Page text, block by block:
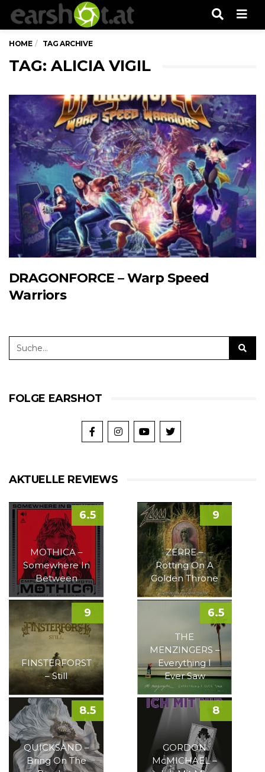
HOME TAG ARCHIVE
TAG: ALICIA VIGIL
DRAGONFORCE – Warp Speed
Warriors
FOLGE EARSHOT
AKTUELLE REVIEWS
MOTHICA –
Somewhere In
Between
6.5
ZERRE –
Rotting On A
Golden Throne
9
FINSTERFORST
– Still
9
THE
MENZINGERS –
Everything I
Ever Saw
6.5
QUICKSAND –
Bring On The
8.5
GORDON
McMICHAEL –
8